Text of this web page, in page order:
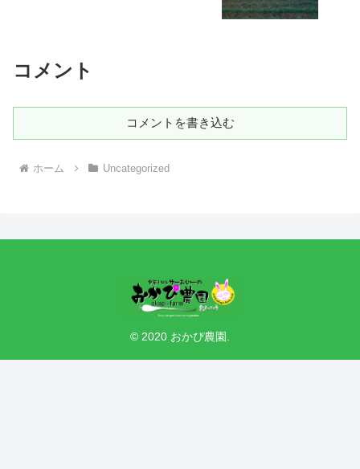
コメント
コメントを書き込む
ホーム Uncategorized
© 2020 おかぴ農園.